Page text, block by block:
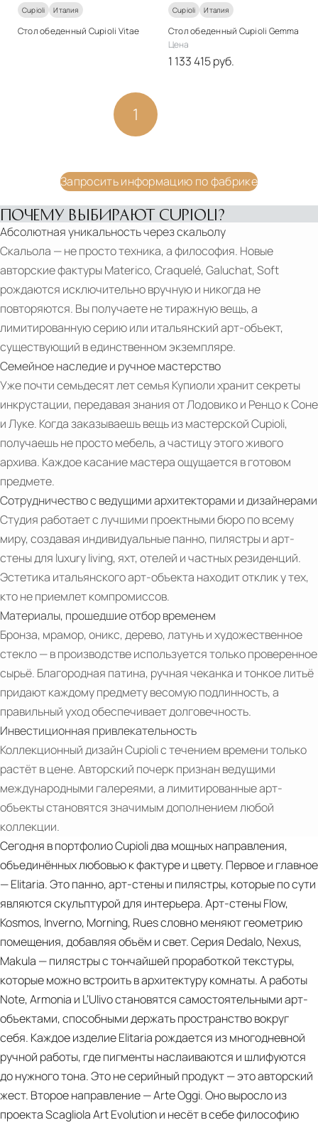
Cupioli Италия
Стол обеденный Cupioli Vitae
Cupioli Италия
Стол обеденный Cupioli Gemma
Цена
1 133 415 руб.
В корзину
1
PDF
CUPIOLI
ARTE
OGGI
PDF
CUPIOLI
ELITARIA
OGGI
Запросить информацию по фабрике
ПОЧЕМУ ВЫБИРАЮТ CUPIOLI?
Абсолютная уникальность через скальолу
Скальола — не просто техника, а философия. Новые
авторские фактуры Materico, Craquelé, Galuchat, Soft
рождаются исключительно вручную и никогда не
повторяются. Вы получаете не тиражную вещь, а
лимитированную серию или итальянский арт-объект,
существующий в единственном экземпляре.
Семейное наследие и ручное мастерство
Уже почти семьдесят лет семья Купиоли хранит секреты
инкрустации, передавая знания от Лодовико и Ренцо к Соне
и Луке. Когда заказываешь вещь из мастерской Cupioli,
получаешь не просто мебель, а частицу этого живого
архива. Каждое касание мастера ощущается в готовом
предмете.
Сотрудничество с ведущими архитекторами и дизайнерами
Студия работает с лучшими проектными бюро по всему
миру, создавая индивидуальные панно, пилястры и арт-
стены для luxury living, яхт, отелей и частных резиденций.
Эстетика итальянского арт-объекта находит отклик у тех,
кто не приемлет компромиссов.
Материалы, прошедшие отбор временем
Бронза, мрамор, оникс, дерево, латунь и художественное
стекло — в производстве используется только проверенное
сырьё. Благородная патина, ручная чеканка и тонкое литьё
придают каждому предмету весомую подлинность, а
правильный уход обеспечивает долговечность.
Инвестиционная привлекательность
Коллекционный дизайн Cupioli с течением времени только
растёт в цене. Авторский почерк признан ведущими
международными галереями, а лимитированные арт-
объекты становятся значимым дополнением любой
коллекции.
Сегодня в портфолио Cupioli два мощных направления,
объединённых любовью к фактуре и цвету. Первое и главное
— Elitaria. Это панно, арт-стены и пилястры, которые по сути
являются скульптурой для интерьера. Арт-стены Flow,
Kosmos, Inverno, Morning, Rues словно меняют геометрию
помещения, добавляя объём и свет. Серия Dedalo, Nexus,
Makula — пилястры с тончайшей проработкой текстуры,
которые можно встроить в архитектуру комнаты. А работы
Note, Armonia и L’Ulivo становятся самостоятельными арт-
объектами, способными держать пространство вокруг
себя. Каждое изделие Elitaria рождается из многодневной
ручной работы, где пигменты наслаиваются и шлифуются
до нужного тона. Это не серийный продукт — это авторский
жест. Второе направление — Arte Oggi. Оно выросло из
проекта Scagliola Art Evolution и несёт в себе философию